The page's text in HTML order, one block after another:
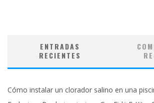
ENTRADAS
RECIENTES
Cómo instalar un clorador salino en una